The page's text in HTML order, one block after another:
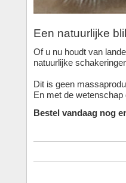
Een natuurlijke
Of u nu houdt van
natuurlijke
Dit is geen
En met de wetenschap
Bestel vandaag nog